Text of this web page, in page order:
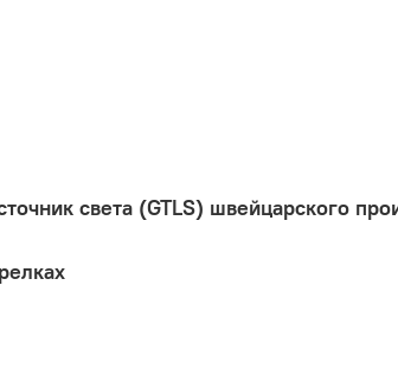
света (GTLS) швейцарского